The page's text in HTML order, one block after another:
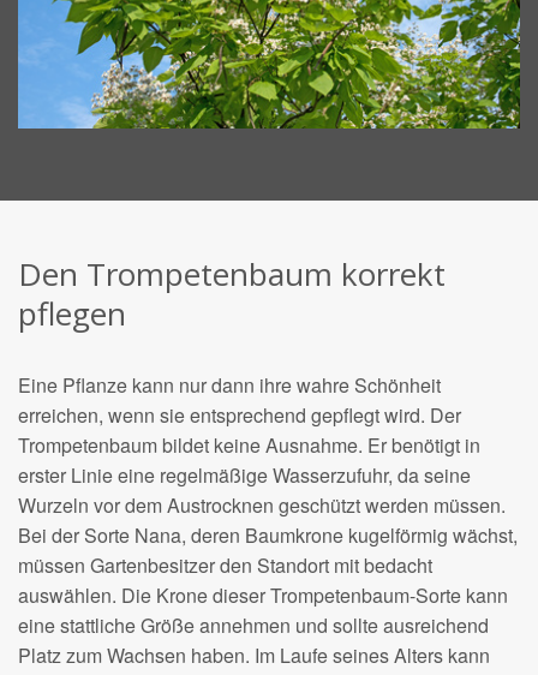
Den Trompetenbaum korrekt
pflegen
Eine Pflanze kann nur dann ihre wahre Schönheit
erreichen, wenn sie entsprechend gepflegt wird. Der
Trompetenbaum bildet keine Ausnahme. Er benötigt in
erster Linie eine regelmäßige Wasserzufuhr, da seine
Wurzeln vor dem Austrocknen geschützt werden müssen.
Bei der Sorte Nana, deren Baumkrone kugelförmig wächst,
müssen Gartenbesitzer den Standort mit bedacht
auswählen. Die Krone dieser Trompetenbaum-Sorte kann
eine stattliche Größe annehmen und sollte ausreichend
Platz zum Wachsen haben. Im Laufe seines Alters kann